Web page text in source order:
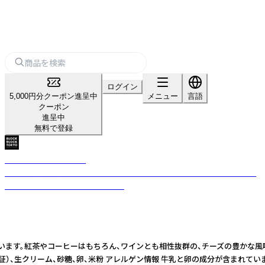
5,000円分クーポン進呈中
クーポン
進呈中
無料で登録
ログイン
メニュー
言語
茶やコーヒーはもちろん、ワインとも相性抜群の、チーズの豊
生クリーム、砂糖、卵、米粉 アレルゲン情報 牛乳と卵の成分が含まれてい